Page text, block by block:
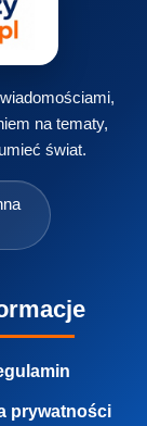
na tematy,
świat.
prywatności